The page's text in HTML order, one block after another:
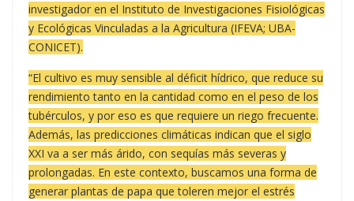
investigador en el Instituto de Investigaciones Fisiológicas
y Ecológicas Vinculadas a la Agricultura (IFEVA; UBA-
CONICET).
“El cultivo es muy sensible al déficit hídrico, que reduce su
rendimiento tanto en la cantidad como en el peso de los
tubérculos, y por eso es que requiere un riego frecuente.
Además, las predicciones climáticas indican que el siglo
XXI va a ser más árido, con sequías más severas y
prolongadas. En este contexto, buscamos una forma de
generar plantas de papa que toleren mejor el estrés